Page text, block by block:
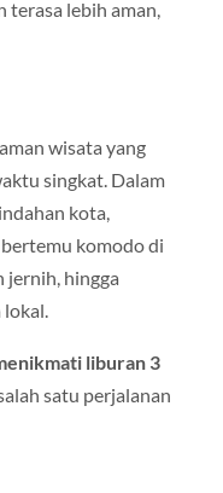
terasa lebih aman,
wisata yang
singkat. Dalam
kota,
komodo di
jernih, hingga
liburan 3
satu perjalanan